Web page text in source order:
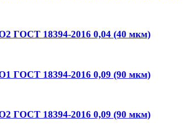
ГОСТ 18394-2016 0,04 (40 мкм)
ГОСТ 18394-2016 0,09 (90 мкм)
ГОСТ 18394-2016 0,09 (90 мкм)